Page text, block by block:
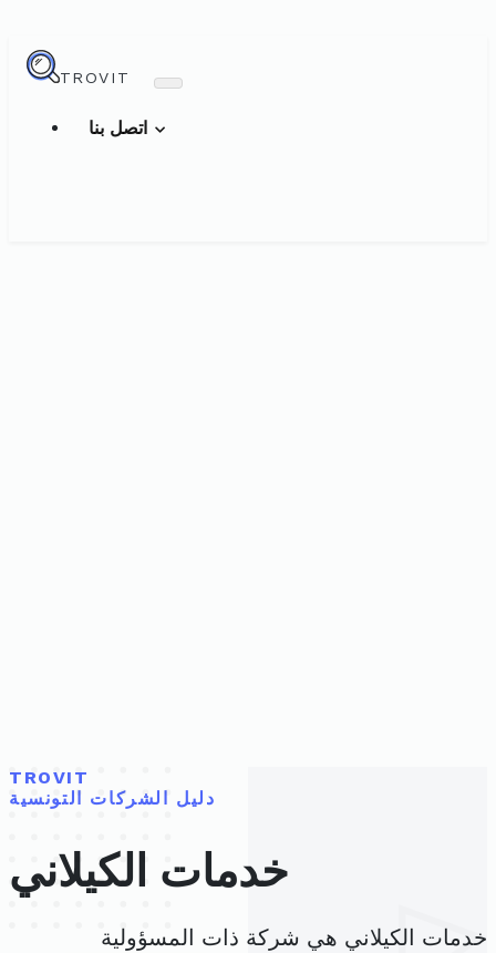
TROVIT
TROVIT
دليل الشركات التونسية
خدمات الكيلاني
خدمات الكيلاني هي شركة ذات المسؤولية